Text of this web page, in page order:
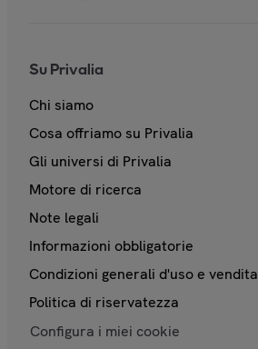
Su Privalia
Chi siamo
Cosa offriamo su Privalia
Gli universi di Privalia
Motore di ricerca
Note legali
Informazioni obbligatorie
Condizioni generali d'uso e vendita
Politica di riservatezza
Configura i miei cookie